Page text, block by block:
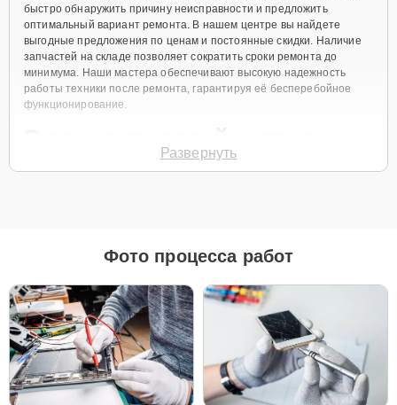
быстро обнаружить причину неисправности и предложить
оптимальный вариант ремонта. В нашем центре вы найдете
выгодные предложения по ценам и постоянные скидки. Наличие
запчастей на складе позволяет сократить сроки ремонта до
минимума. Наши мастера обеспечивают высокую надежность
работы техники после ремонта, гарантируя её бесперебойное
функционирование.
мы используем
соответствует его бюджету и предпочтениям.
Если ваше устройство планируется использовать
длительное время, оригинальные запчасти — это
лучший выбор для обеспечения максимальной
совместимости и надежности.
Если планируется обновление устройства в
Развернуть
Фото процесса работ